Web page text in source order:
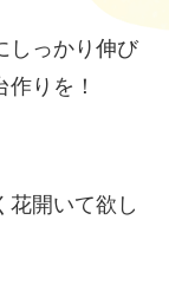
しっかり伸び
りを！
花開いて欲し